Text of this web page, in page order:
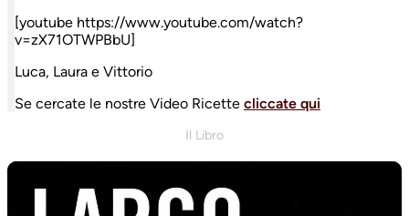
[youtube https://www.youtube.com/watch?
v=zX71OTWPBbU]
Luca, Laura e Vittorio
Se cercate le nostre Video Ricette cliccate qui
Il Libro